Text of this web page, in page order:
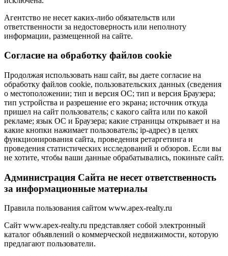
Агентство не несет каких-либо обязательств или
ответственности за недостоверность или неполноту
информации, размещенной на сайте.
Cогласие на обработку файлов cookie
Продолжая использовать наш сайт, вы даете согласие на
обработку файлов cookie, пользовательских данных (сведения
о местоположении; тип и версия ОС; тип и версия Браузера;
тип устройства и разрешение его экрана; источник откуда
пришел на сайт пользователь; с какого сайта или по какой
рекламе; язык ОС и Браузера; какие страницы открывает и на
какие кнопки нажимает пользователь; ip-адрес) в целях
функционирования сайта, проведения ретаргетинга и
проведения статистических исследований и обзоров. Если вы
не хотите, чтобы ваши данные обрабатывались, покиньте сайт.
Администрация Сайта не несет ответственность
за информационные материалы
Правила пользования сайтом www.apex-realty.ru
Сайт www.apex-realty.ru представляет собой электронный
каталог объявлений о коммерческой недвижимости, которую
предлагают пользователи.